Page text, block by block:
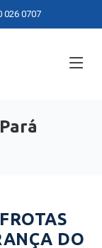
026 0707
DO